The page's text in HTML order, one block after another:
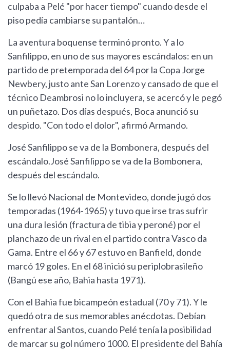
culpaba a Pelé "por hacer tiempo" cuando desde el
piso pedía cambiarse su pantalón…
La aventura boquense terminó pronto. Y a lo
Sanfilippo, en uno de sus mayores escándalos: en un
partido de pretemporada del 64 por la Copa Jorge
Newbery, justo ante San Lorenzo y cansado de que el
técnico Deambrosi no lo incluyera, se acercó y le pegó
un puñetazo. Dos días después, Boca anunció su
despido. "Con todo el dolor", afirmó Armando.
José Sanfilippo se va de la Bombonera, después del
escándalo.José Sanfilippo se va de la Bombonera,
después del escándalo.
Se lo llevó Nacional de Montevideo, donde jugó dos
temporadas (1964-1965) y tuvo que irse tras sufrir
una dura lesión (fractura de tibia y peroné) por el
planchazo de un rival en el partido contra Vasco da
Gama. Entre el 66 y 67 estuvo en Banfield, donde
marcó 19 goles. En el 68 inició su periplobrasileño
(Bangú ese año, Bahia hasta 1971).
Con el Bahia fue bicampeón estadual (70 y 71). Y le
quedó otra de sus memorables anécdotas. Debían
enfrentar al Santos, cuando Pelé tenía la posibilidad
de marcar su gol número 1000. El presidente del Bahía